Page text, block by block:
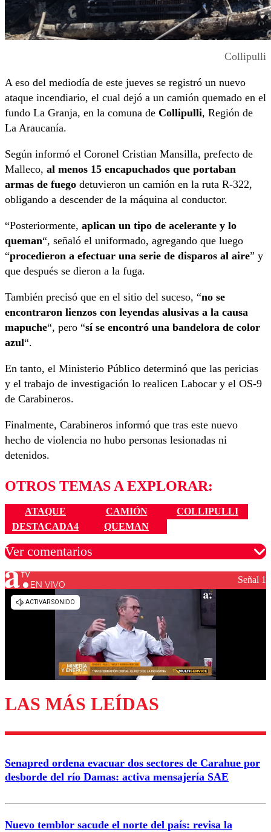
Collipulli
A eso del mediodía de este jueves se registró un nuevo
ataque incendiario, el cual dejó a un camión quemado en el
fundo La Granja, en la comuna de Collipulli, Región de
La Araucanía.
Según informó el Coronel Cristian Mansilla, prefecto de
Malleco, al menos 15 encapuchados que portaban
armas de fuego detuvieron un camión en la ruta R-322,
obligando a descender de la máquina al conductor.
“Posteriormente, aplican un tipo de acelerante y lo
queman“, señaló el uniformado, agregando que luego
“procedieron a efectuar una serie de disparos al aire” y
que después se dieron a la fuga.
También precisó que en el sitio del suceso, “no se
encontraron lienzos con leyendas alusivas a la causa
mapuche“, pero “sí se encontró una bandelora de color
azul“.
En tanto, el Ministerio Público determinó que las pericias
y el trabajo de investigación lo realicen Labocar y el OS-9
de Carabineros.
Finalmente, Carabineros informó que tras este nuevo
hecho de violencia no hubo personas lesionadas ni
detenidos.
OTROS TEMAS A EXPLORAR:
ATAQUE CAMIÓN
COLLIPULLI
DESTACADA4
QUEMAN
Ver comentarios
Los comentarios son moderados para garantizar un
diálogo respetuoso.
Enviar comentario
EN VIVO Señal 1
LAS MÁS LEÍDAS
Senapred ordena evacuar dos sectores de Carahue por
desborde del río Damas: activa mensajería SAE
Nuevo temblor sacude el norte del país: revisa la